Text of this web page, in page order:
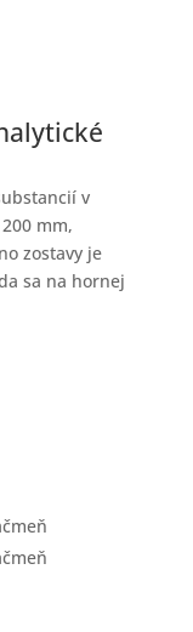
v
mm,
zostavy je
sa na hornej